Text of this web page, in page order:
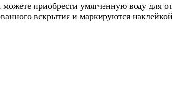
приобрести умягченную воду для
вскрытия и маркируются